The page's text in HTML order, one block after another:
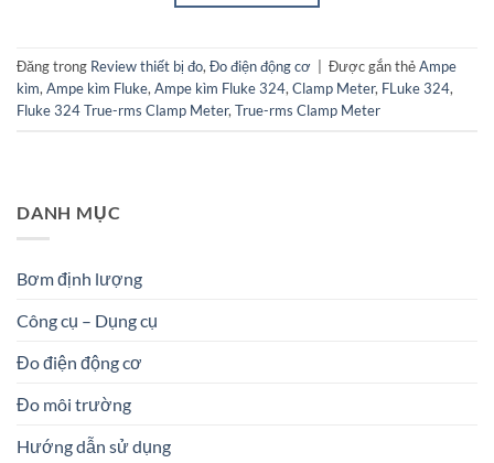
Đăng trong Review thiết bị đo,Đo điện động cơ Được gắn thẻAmpe
kìm,Ampe kìm Fluke,Ampe kìm Fluke 324,Clamp Meter, FLuke 324,
Fluke 324 True-rms Clamp Meter,True-rms Clamp Meter
DANH MỤC
Bơm định lượng
Công cụ – Dụng cụ
Đo điện động cơ
Đo môi trường
Hướng dẫn sử dụng